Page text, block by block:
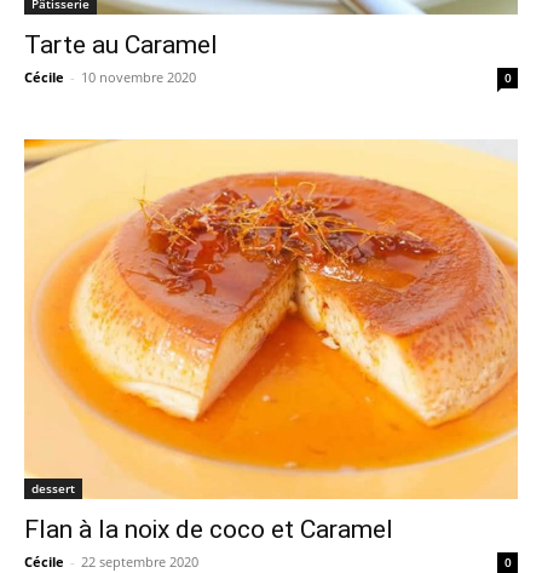
Pâtisserie
Tarte au Caramel
Cécile - 10 novembre 2020 0
dessert
Flan à la noix de coco et Caramel
Cécile - 22 septembre 2020 0